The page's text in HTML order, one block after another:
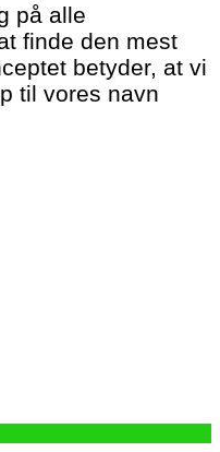
på alle
finde den mest
betyder, at vi
til vores navn